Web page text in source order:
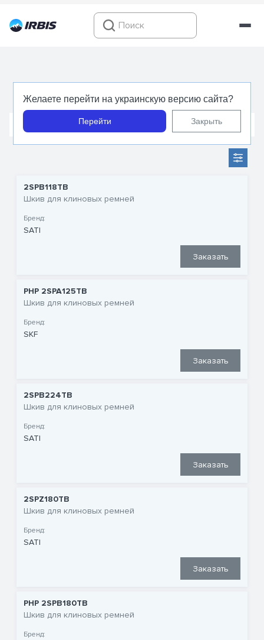
Желаете перейти на украинскую версию сайта?
Перейти Закрыть
Шкивы для клиновых ремней Шкивы для зубчатых
2SPB118TB
Шкив для клиновых ремней
Бренд:
SATI
Заказать
PHP 2SPA125TB
Шкив для клиновых ремней
Бренд:
SKF
Заказать
2SPB224TB
Шкив для клиновых ремней
Бренд:
SATI
Заказать
2SPZ180TB
Шкив для клиновых ремней
Бренд:
SATI
Заказать
PHP 2SPB180TB
Шкив для клиновых ремней
Бренд: